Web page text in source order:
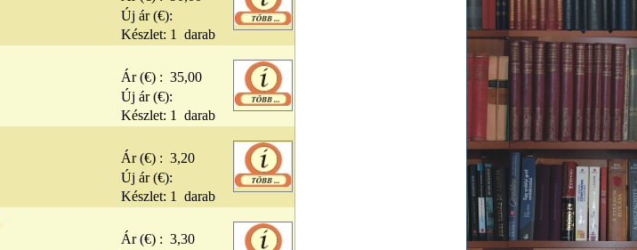
Új ár (€):
Készlet: 1 darab
Ár (€) : 35,00
Új ár (€):
Készlet: 1 darab
Ár (€) : 3,20
Új ár (€):
Készlet: 1 darab
Ár (€) : 3,30